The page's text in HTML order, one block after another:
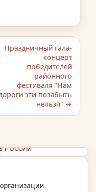
Праздничный гала-
концерт
победителей
районного
фестиваля "Нам
эти позабыть
нельзя" →